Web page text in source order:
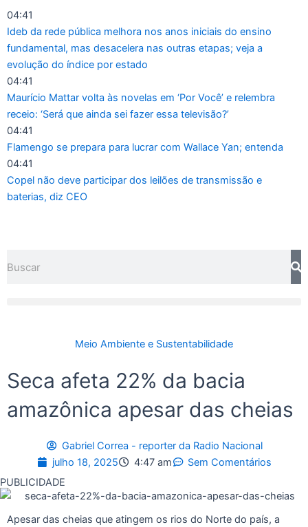
04:41
Ideb da rede pública melhora nos anos iniciais do ensino
fundamental, mas desacelera nas outras etapas; veja a
evolução do índice por estado
04:41
Maurício Mattar volta às novelas em ‘Por Você’ e relembra
receio: ‘Será que ainda sei fazer essa televisão?’
04:41
Flamengo se prepara para lucrar com Wallace Yan; entenda
04:41
Copel não deve participar dos leilões de transmissão e
baterias, diz CEO
Meio Ambiente e Sustentabilidade
Seca afeta 22% da bacia
amazônica apesar das cheias
Gabriel Correa - reporter da Radio Nacional
julho 18, 2025
4:47 am
Sem Comentários
PUBLICIDADE
Apesar das cheias que atingem os rios do Norte do país, a